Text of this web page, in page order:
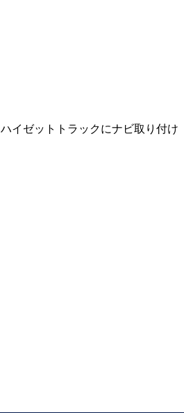
ハイゼットトラックにナビ取り付け